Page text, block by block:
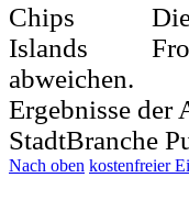
abweichen.
Ergebnisse der
StadtBranche
Nach oben kostenfreier